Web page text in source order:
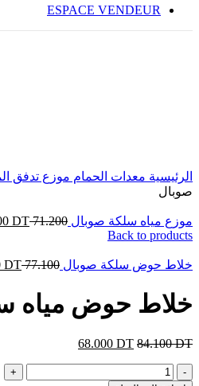
ESPACE VENDEUR
الرئيسية معدات الحمام موزع تدفق
صوبال
موزع مياه سلكة صوبال 71.200
DT
DT
Back to products
خلاط حوض سلكة صوبال 77.100
DT
DT
خلاط حوض مياه
84.100DT
68.000 DT
كمية